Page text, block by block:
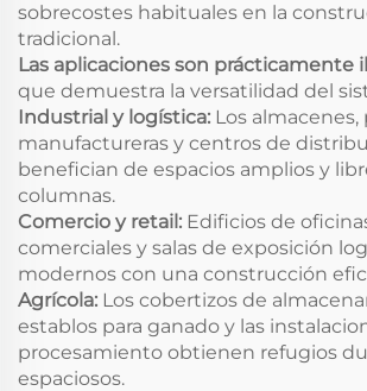
sobrecostes habituales en la
tradicional.
Las aplicaciones son prácticamente
que demuestra la versatilidad del
Industrial y logística: Los almacenes,
manufactureras y centros de
benefician de espacios amplios y
columnas.
Comercio y retail: Edificios de
comerciales y salas de exposición
modernos con una construcción
Agrícola: Los cobertizos de
establos para ganado y las
procesamiento obtienen refugios
espaciosos.